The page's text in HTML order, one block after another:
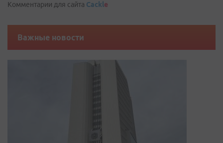
Комментарии для сайта Cackle
Важные новости